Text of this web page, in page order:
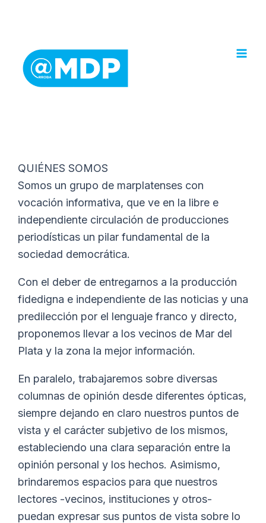
QUIÉNES SOMOS
Somos un grupo de marplatenses con
vocación informativa, que ve en la libre e
independiente circulación de producciones
periodísticas un pilar fundamental de la
sociedad democrática.
Con el deber de entregarnos a la producción
fidedigna e independiente de las noticias y una
predilección por el lenguaje franco y directo,
proponemos llevar a los vecinos de Mar del
Plata y la zona la mejor información.
En paralelo, trabajaremos sobre diversas
columnas de opinión desde diferentes ópticas,
siempre dejando en claro nuestros puntos de
vista y el carácter subjetivo de los mismos,
estableciendo una clara separación entre la
opinión personal y los hechos. Asimismo,
brindaremos espacios para que nuestros
lectores -vecinos, instituciones y otros-
puedan expresar sus puntos de vista sobre lo